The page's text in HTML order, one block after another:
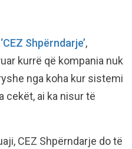
Shpërndarje’,
kurrë që kompania nuk
nga koha kur sistemi
cekët, ai ka nisur të
CEZ Shpërndarje do të